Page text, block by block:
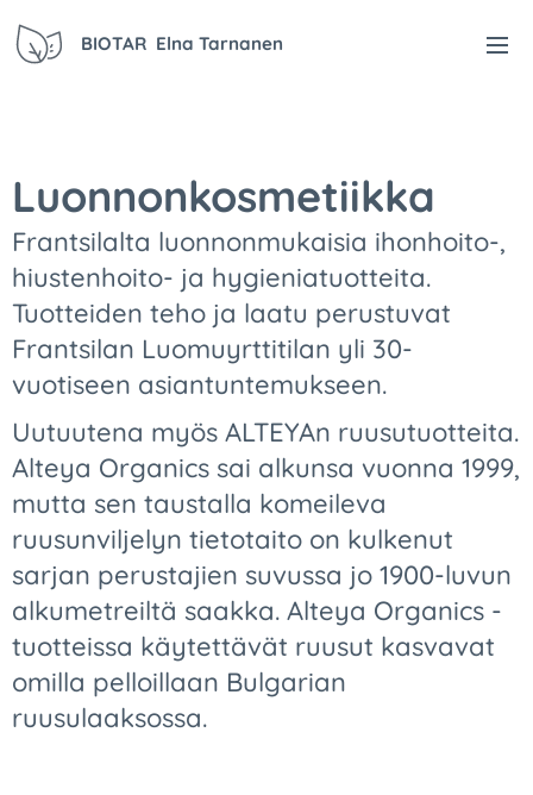
BIOTAR Elna Tarnanen
Luonnonkosmetiikka
Frantsilalta luonnonmukaisia ihonhoito-,
hiustenhoito- ja hygieniatuotteita.
Tuotteiden teho ja laatu perustuvat
Frantsilan Luomuyrttitilan yli 30-
vuotiseen asiantuntemukseen.
Uutuutena myös ALTEYAn ruusutuotteita.
Alteya Organics sai alkunsa vuonna 1999,
mutta sen taustalla komeileva
ruusunviljelyn tietotaito on kulkenut
sarjan perustajien suvussa jo 1900-luvun
alkumetreiltä saakka. Alteya Organics -
tuotteissa käytettävät ruusut kasvavat
omilla pelloillaan Bulgarian
ruusulaaksossa.